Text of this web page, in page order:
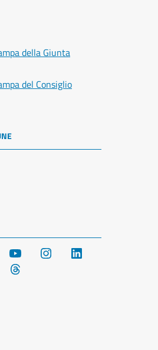
della Giunta
del Consiglio
YouTube Instagram